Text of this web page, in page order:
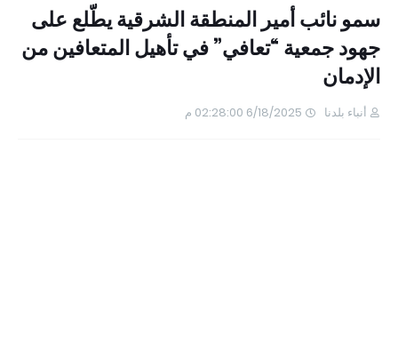
سمو نائب أمير المنطقة الشرقية يطّلع على
جهود جمعية “تعافي” في تأهيل المتعافين من
الإدمان
أنباء بلدنا 6/18/2025 02:28:00 م